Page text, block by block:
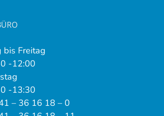
bis Freitag
-12:00
-13:30
– 36 16 18 – 0